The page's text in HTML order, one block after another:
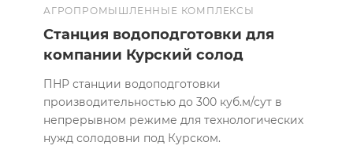
АГРОПРОМЫШЛЕННЫЕ КОМПЛЕКСЫ
Станция водоподготовки для
компании Курский солод
ПНР станции водоподготовки
производительностью до 300 куб.м/сут в
непрерывном режиме для технологических
нужд солодовни под Курском.